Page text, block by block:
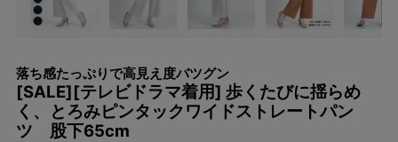
落ち感たっぷりで高見え度バツグン
[SALE][テレビドラマ着用] 歩くたびに揺らめ
く、とろみピンタックワイドストレートパン
ツ 股下65cm